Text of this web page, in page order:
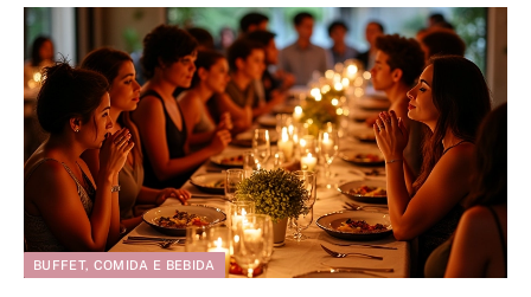
BUFFET, COMIDA E BEBIDA